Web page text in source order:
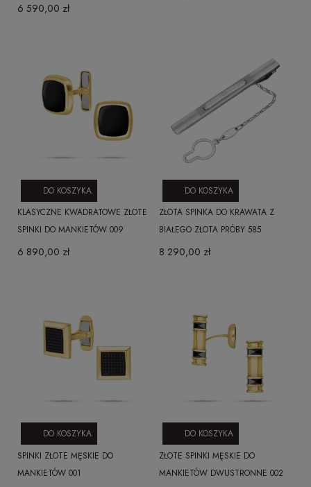
6 590,00 zł
KLASYCZNE KWADRATOWE ZŁOTE
SPINKI DO MANKIETÓW 009
6 890,00 zł
DO KOSZYKA
ZŁOTA SPINKA DO KRAWATA Z
BIAŁEGO ZŁOTA PRÓBY 585
8 290,00 zł
DO KOSZYKA
SPINKI ZŁOTE MĘSKIE DO
MANKIETÓW 001
DO KOSZYKA
ZŁOTE SPINKI MĘSKIE DO
MANKIETÓW DWUSTRONNE 002
DO KOSZYKA